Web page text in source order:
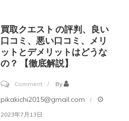
買取クエスト の評判、良い
口コミ、悪い口コミ、メリ
ットとデメリットはどうな
の？ 【徹底解説】
Commenton
買
By
pikakichi2015@gmail.com
2023年7月13日